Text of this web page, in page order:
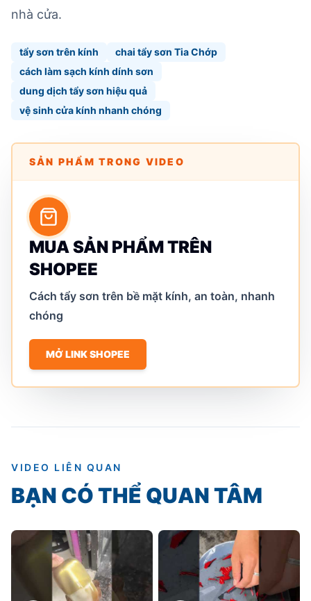
nhà cửa.
tẩy sơn trên kính
chai tẩy sơn Tia Chớp
cách làm sạch kính dính sơn
dung dịch tẩy sơn hiệu quả
vệ sinh cửa kính nhanh chóng
SẢN PHẨM TRONG VIDEO
MUA SẢN PHẨM TRÊN
SHOPEE
Cách tẩy sơn trên bề mặt kính, an toàn, nhanh
chóng
MỞ LINK SHOPEE
VIDEO LIÊN QUAN
BẠN CÓ THỂ QUAN TÂM